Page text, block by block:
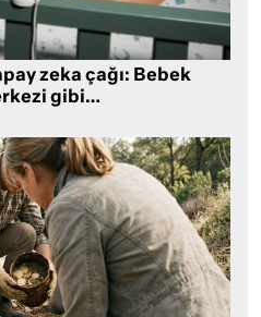
zeka çağı: Bebek
gibi…